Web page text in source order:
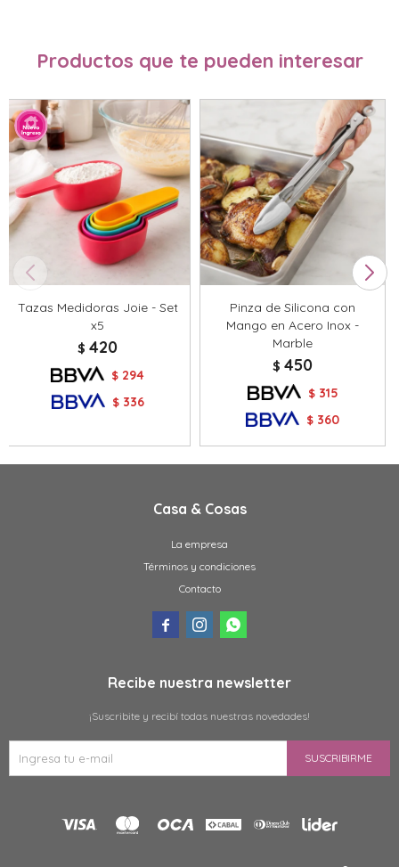
Productos que te pueden interesar
Tazas Medidoras Joie - Set
x5
$ 420
$ 294
$ 336
Pinza de Silicona con
Mango en Acero Inox -
Marble
$ 450
$ 315
$ 360
Casa & Cosas
La empresa
Términos y condiciones
Contacto
  
Recibe nuestra newsletter
¡Suscribite y recibí todas nuestras novedades!
SUSCRIBIRME